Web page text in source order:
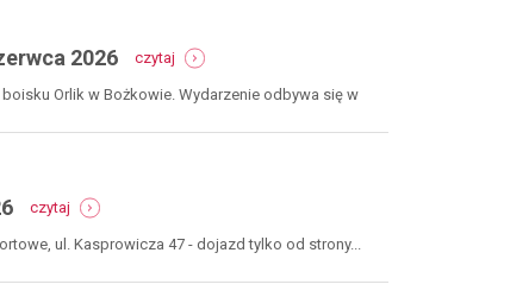
2026 czytaj
turniej
piłki
mama
czerwca
Orlik w Bożkowie. Wydarzenie odbywa się w
czytaj
biathlon
dla
niedziela,
ul. Kasprowicza 47 - dojazd tylko od strony...